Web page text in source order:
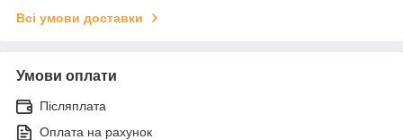
Всі умови доставки
Умови оплати
Післяплата
Оплата на рахунок